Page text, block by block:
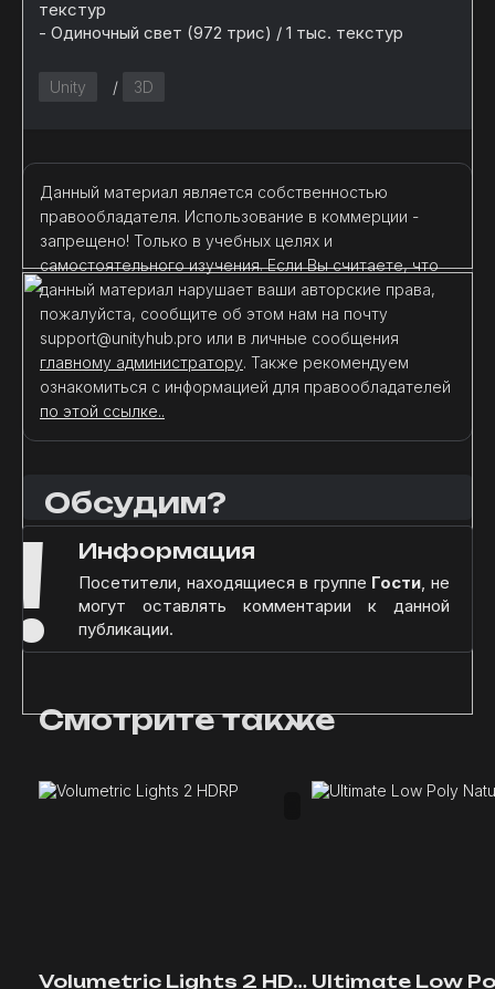
текстур
- Одиночный свет (972 трис) / 1 тыс. текстур
Unity / 3D
Данный материал является собственностью
правообладателя. Использование в коммерции -
запрещено! Только в учебных целях и
самостоятельного изучения. Если Вы считаете, что
данный материал нарушает ваши авторские права,
пожалуйста, сообщите об этом нам на почту
support@unityhub.pro или в личные сообщения
главному администратору. Также рекомендуем
ознакомиться с информацией для правообладателей
по этой ссылке..
Обсудим?
! Информация
Посетители, находящиеся в группе Гости, не
могут оставлять комментарии к данной
публикации.
Смотрите также
Volumetric Lights 2 HDRP